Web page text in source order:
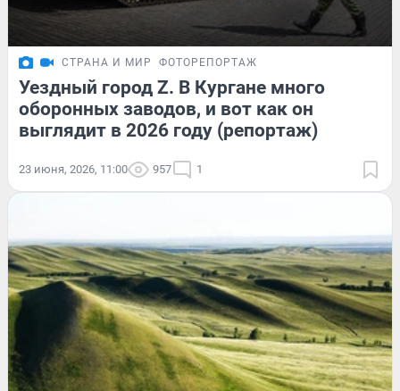
СТРАНА И МИР ФОТОРЕПОРТАЖ
Уездный город Z. В Кургане много
оборонных заводов, и вот как он
выглядит в 2026 году (репортаж)
23 июня, 2026, 11:00 957 1